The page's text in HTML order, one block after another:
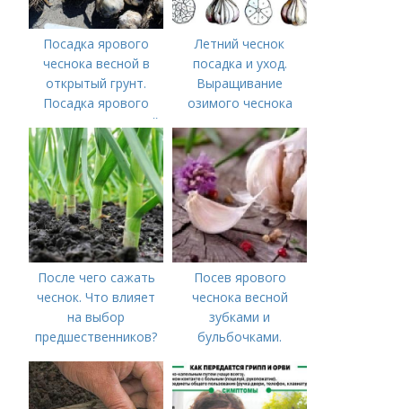
Посадка ярового
чеснока весной в
открытый грунт.
Посадка ярового
чеснока в открытый
грунт
Летний чеснок
посадка и уход.
Выращивание
озимого чеснока
После чего сажать
чеснок. Что влияет
на выбор
предшественников?
Посев ярового
чеснока весной
зубками и
бульбочками.
посадки озимого
чеснока